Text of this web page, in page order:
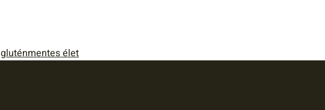
gluténmentes élet